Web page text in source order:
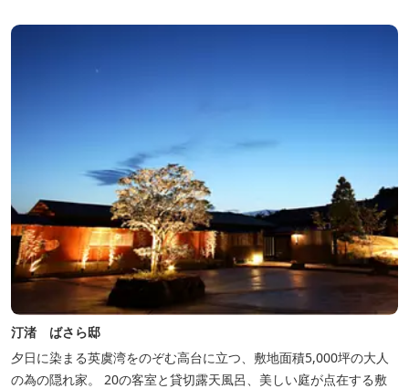
汀渚 ばさら邸
夕日に染まる英虞湾をのぞむ高台に立つ、敷地面積5,000坪の大人
の為の隠れ家。 20の客室と貸切露天風呂、美しい庭が点在する敷